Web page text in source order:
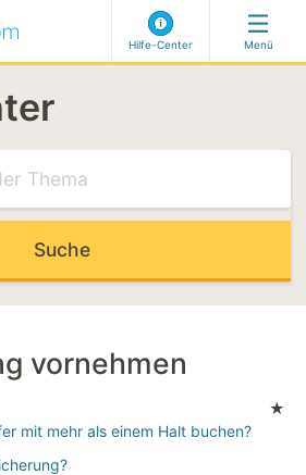
Hilfe-Center
Sie unser Hilfe-Center
PRODUKTE
Menü
vornehmen
★
mit mehr als einem Halt buchen?